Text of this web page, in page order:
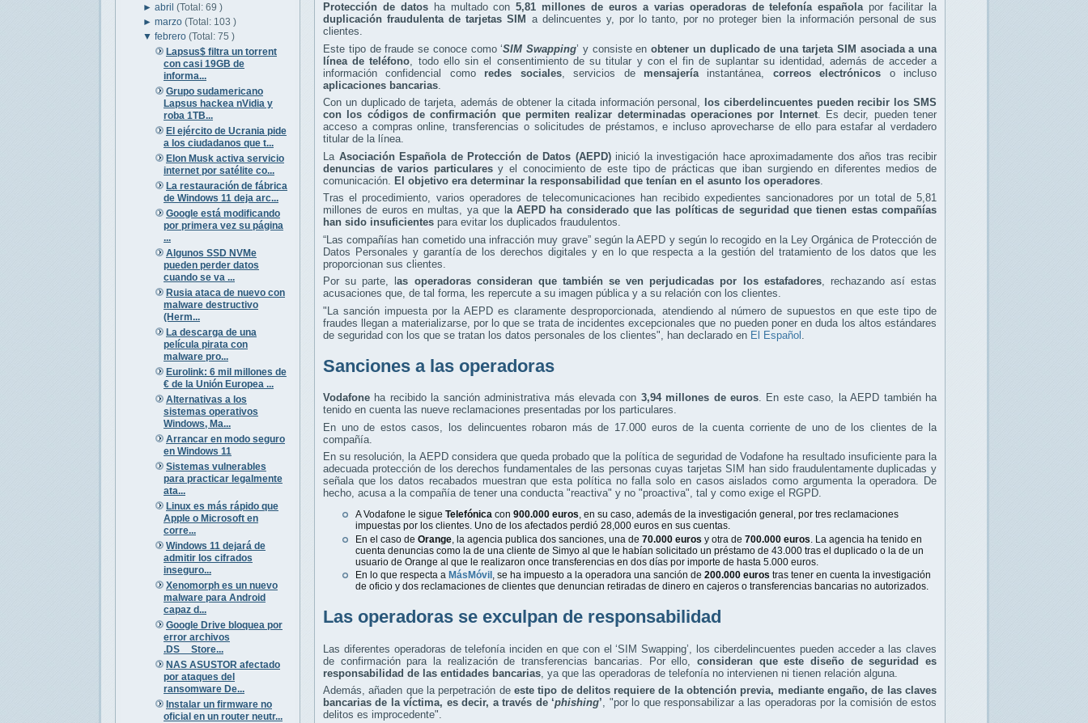
►abril(Total: 69 )
►marzo(Total: 103 )
▼febrero(Total: 75 )
Lapsus$ filtra un torrent
con casi 19GB de
informa...
Grupo sudamericano
Lapsus hackea nVidia y
roba 1TB...
El ejército de Ucrania pide
a los ciudadanos que t...
Elon Musk activa servicio
internet por satélite co...
La restauración de fábrica
de Windows 11 deja arc...
Google está modificando
por primera vez su página
...
Algunos SSD NVMe
pueden perder datos
cuando se va ...
Rusia ataca de nuevo con
malware destructivo
(Herm...
La descarga de una
película pirata con
malware pro...
Eurolink: 6 mil millones de
€ de la Unión Europea ...
Alternativas a los
sistemas operativos
Windows, Ma...
Arrancar en modo seguro
en Windows 11
Sistemas vulnerables
para practicar legalmente
ata...
Linux es más rápido que
Apple o Microsoft en
corre...
Windows 11 dejará de
admitir los cifrados
inseguro...
Xenomorph es un nuevo
malware para Android
capaz d...
Google Drive bloquea por
error archivos
.DS__Store...
NAS ASUSTOR afectado
por ataques del
ransomware De...
Instalar un firmware no
oficial en un router neutr...
Protección de datosha multado con5,81 millones de euros a varias operadoras de telefonía españolapor facilitar la
duplicación fraudulenta de tarjetas SIM a delincuentes y, por lo tanto, por no proteger bien la información personal de sus
clientes.
Este tipo de fraude se conoce como ‘SIM Swapping’ y consiste enobtener un duplicado de una tarjeta SIM asociada a una
línea de teléfono , todo ello sin el consentimiento de su titular y con el fin de suplantar su identidad, además de acceder a
información confidencial comoredes sociales, servicios de mensajeríainstantánea, correos electrónicos o incluso
aplicaciones bancarias
Con un duplicado de tarjeta, además de obtener la citada información personal,
los ciberdelincuentes pueden recibir los SMS
con los códigos de confirmación que permiten realizar determinadas operaciones por Internet. Es decir, pueden tener
acceso a compras online, transferencias o solicitudes de préstamos, e incluso aprovecharse de ello para estafar al verdadero
titular de la línea.
La Asociación Española de Protección de Datos (AEPD) inició la investigación hace aproximadamente dos años tras recibir
denuncias de varios particularesy el conocimiento de este tipo de prácticas que iban surgiendo en diferentes medios de
comunicación.
El objetivo era determinar la responsabilidad que tenían en el asunto los operadores
Tras el procedimiento, varios operadores de telecomunicaciones han recibido expedientes sancionadores por un total de 5,81
millones de euros en multas, ya que l a AEPD ha considerado que las políticas de seguridad que tienen estas compañías
han sido insuficientes para evitar los duplicados fraudulentos.
“Las compañías han cometido una infracción muy grave” según la AEPD y según lo recogido en la Ley Orgánica de Protección de
Datos Personales y garantía de los derechos digitales y en lo que respecta a la gestión del tratamiento de los datos que les
proporcionan sus clientes.
Por su parte, las operadoras consideran que también se ven perjudicadas por los estafadores, rechazando así estas
acusaciones que, de tal forma, les repercute a su imagen pública y a su relación con los clientes.
"La sanción impuesta por la AEPD es claramente desproporcionada, atendiendo al número de supuestos en que este tipo de
fraudes llegan a materializarse, por lo que se trata de incidentes excepcionales que no pueden poner en duda los altos estándares
de seguridad con los que se tratan los datos personales de los clientes", han declarado en El Español
Sanciones a las operadoras
Vodafone ha recibido la sanción administrativa más elevada con 3,94 millones de euros. En este caso, la AEPD también ha
tenido en cuenta las nueve reclamaciones presentadas por los particulares.
En uno de estos casos, los delincuentes robaron más de 17.000 euros de la cuenta corriente de uno de los clientes de la
compañía.
En su resolución, la AEPD considera que queda probado que la política de seguridad de Vodafone ha resultado insuficiente para la
adecuada protección de los derechos fundamentales de las personas cuyas tarjetas SIM han sido fraudulentamente duplicadas y
señala que los datos recabados muestran que esta política no falla solo en casos aislados como argumenta la operadora. De
hecho, acusa a la compañía de tener una conducta "reactiva" y no "proactiva", tal y como exige el RGPD.
A Vodafone le sigue Telefónica con 900.000 euros, en su caso, además de la investigación general, por tres reclamaciones
impuestas por los clientes. Uno de los afectados perdió 28,000 euros en sus cuentas.
En el caso de Orange , la agencia publica dos sanciones, una de 70.000 euros y otra de 700.000 euros . La agencia ha tenido en
cuenta denuncias como la de una cliente de Simyo al que le habían solicitado un préstamo de 43.000 tras el duplicado o la de un
usuario de Orange al que le realizaron once transferencias en dos días por importe de hasta 5.000 euros.
En lo que respecta a MásMóvil , se ha impuesto a la operadora una sanción de 200.000 euros tras tener en cuenta la investigación
de oficio y dos reclamaciones de clientes que denuncian retiradas de dinero en cajeros o transferencias bancarias no autorizados.
Las operadoras se exculpan de responsabilidad
Las diferentes operadoras de telefonía inciden en que con el ‘SIM Swapping’, los ciberdelincuentes pueden acceder a las claves
de confirmación para la realización de transferencias bancarias. Por ello, consideran que este diseño de seguridad es
responsabilidad de las entidades bancarias , ya que las operadoras de telefonía no intervienen ni tienen relación alguna.
Además, añaden que la perpetración deeste tipo de delitos requiere de la obtención previa, mediante engaño, de las claves
bancarias de la víctima, es decir, a través de ‘phishing’, "por lo que responsabilizar a las operadoras por la comisión de estos
delitos es improcedente".